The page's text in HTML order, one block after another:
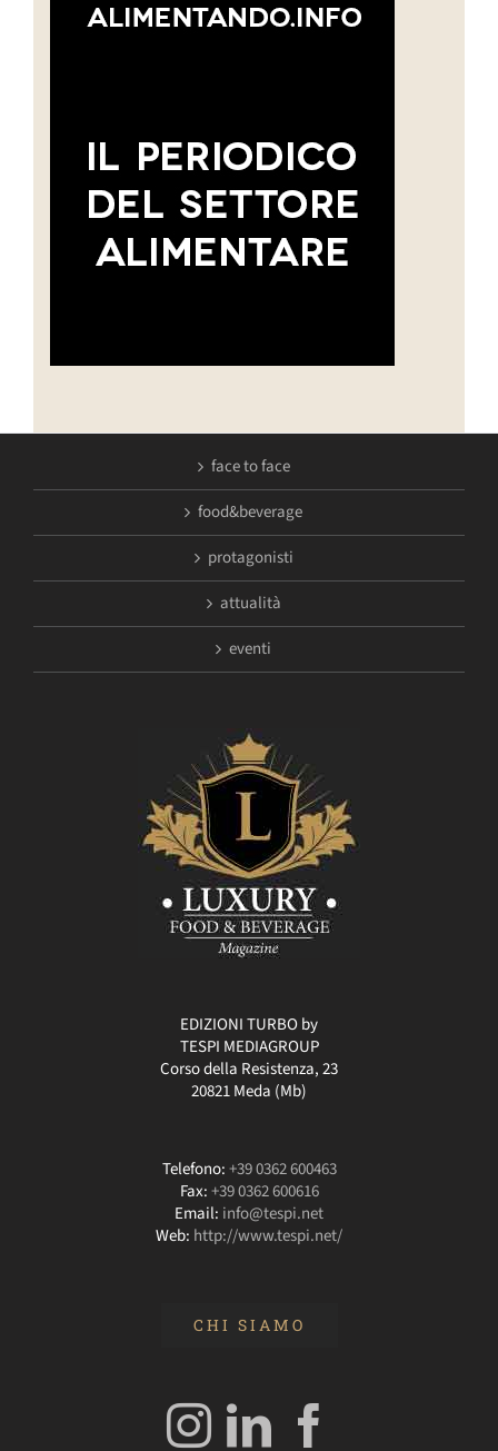
face to face
food&beverage
protagonisti
attualità
eventi
EDIZIONI TURBO by
TESPI MEDIAGROUP
Corso della Resistenza, 23
20821 Meda (Mb)
Telefono:+39 0362 600463
Fax:+39 0362 600616
Email: info@tespi.net
Web: http://www.tespi.net/
CHI SIAMO